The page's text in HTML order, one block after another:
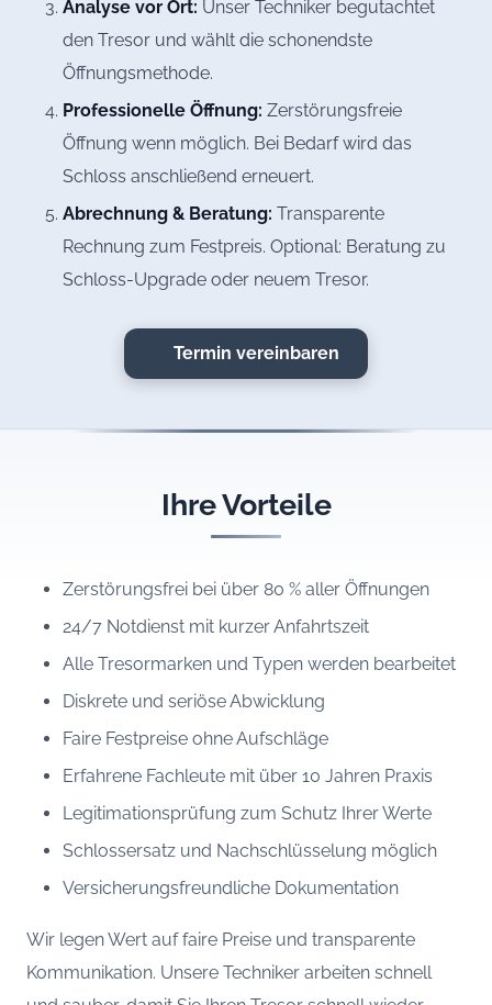
Analyse vor Ort: Unser Techniker begutachtet
den Tresor und wählt die schonendste
Öffnungsmethode.
Professionelle Öffnung: Zerstörungsfreie
Öffnung wenn möglich. Bei Bedarf wird das
Schloss anschließend erneuert.
Abrechnung & Beratung: Transparente
Rechnung zum Festpreis. Optional: Beratung zu
Schloss-Upgrade oder neuem Tresor.
Termin vereinbaren
Ihre Vorteile
Zerstörungsfrei bei über 80 % aller Öffnungen
24/7 Notdienst mit kurzer Anfahrtszeit
Alle Tresormarken und Typen werden bearbeitet
Diskrete und seriöse Abwicklung
Faire Festpreise ohne Aufschläge
Erfahrene Fachleute mit über 10 Jahren Praxis
Legitimationsprüfung zum Schutz Ihrer Werte
Schlossersatz und Nachschlüsselung möglich
Versicherungsfreundliche Dokumentation
Wir legen Wert auf faire Preise und transparente
Kommunikation. Unsere Techniker arbeiten schnell